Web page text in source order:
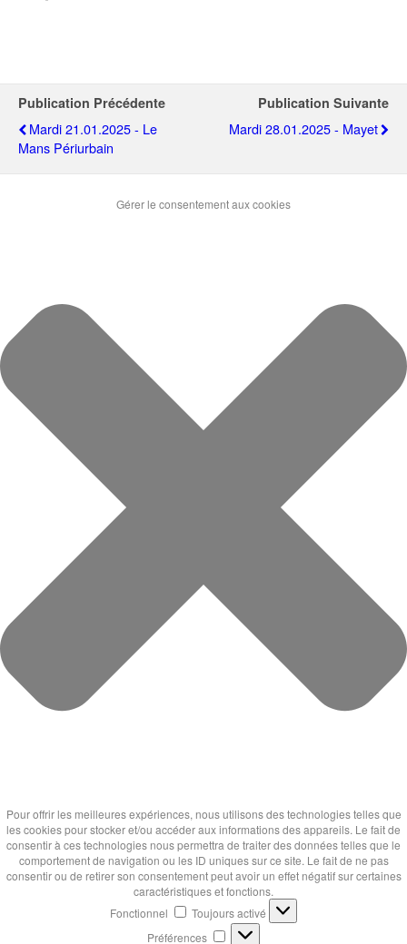
Publication Précédente
Mardi 21.01.2025 - Le
Mans Périurbain
Publication Suivante
Mardi 28.01.2025 - Mayet
Gérer le consentement aux cookies
Pour offrir les meilleures expériences, nous utilisons des technologies telles que
les cookies pour stocker et/ou accéder aux informations des appareils. Le fait de
consentir à ces technologies nous permettra de traiter des données telles que le
comportement de navigation ou les ID uniques sur ce site. Le fait de ne pas
consentir ou de retirer son consentement peut avoir un effet négatif sur certaines
caractéristiques et fonctions.
Fonctionnel
Toujours activé
Préférences
Préférences